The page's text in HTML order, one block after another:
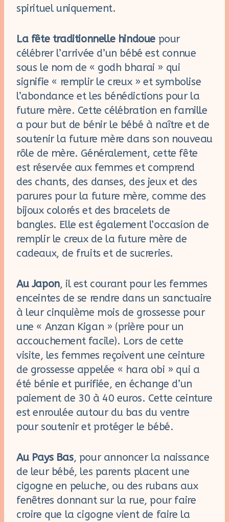
spirituel uniquement.
La fête traditionnelle hindoue pour
célébrer l’arrivée d’un bébé est connue
sous le nom de « godh bharai » qui
signifie « remplir le creux » et symbolise
l’abondance et les bénédictions pour la
future mère. Cette célébration en famille
a pour but de bénir le bébé à naître et de
soutenir la future mère dans son nouveau
rôle de mère. Généralement, cette fête
est réservée aux femmes et comprend
des chants, des danses, des jeux et des
parures pour la future mère, comme des
bijoux colorés et des bracelets de
bangles. Elle est également l’occasion de
remplir le creux de la future mère de
cadeaux, de fruits et de sucreries.
Au Japon, il est courant pour les femmes
enceintes de se rendre dans un sanctuaire
à leur cinquième mois de grossesse pour
une « Anzan Kigan » (prière pour un
accouchement facile). Lors de cette
visite, les femmes reçoivent une ceinture
de grossesse appelée « hara obi » qui a
été bénie et purifiée, en échange d’un
paiement de 30 à 40 euros. Cette ceinture
est enroulée autour du bas du ventre
pour soutenir et protéger le bébé.
Au Pays Bas, pour annoncer la naissance
de leur bébé, les parents placent une
cigogne en peluche, ou des rubans aux
fenêtres donnant sur la rue, pour faire
croire que la cigogne vient de faire la